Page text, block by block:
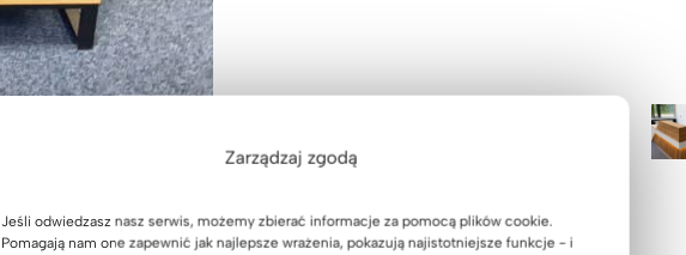
Zarządzaj zgodą
Jeśli odwiedzasz nasz serwis, możemy zbierać informacje za pomocą plików cookie.
Pomagają nam one zapewnić jak najlepsze wrażenia, pokazują najistotniejsze funkcje - i